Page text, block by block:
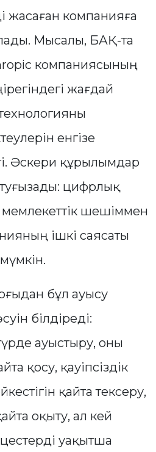
жасаған компанияға
Мысалы, БАҚ-та
компаниясының
жағдай
енгізе
Әскери құрылымдар
цифрлық
шешіммен
ішкі саясаты
бұл ауысу
білдіреді:
ауыстыру, оны
қосу, қауіпсіздік
қайта тексеру,
оқыту, ал кей
уақытша